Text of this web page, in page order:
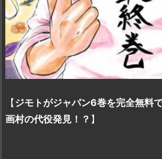
【ジモトがジャパン6巻を完全無料
画村の代役発見！？ 】